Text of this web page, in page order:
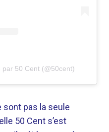
50 Cent (@50cent)
sont pas la seule
50 Cent s’est